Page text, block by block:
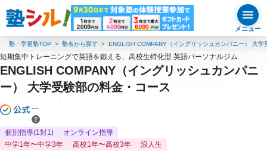
メニュー
塾・学習塾TOP 塾名から探す ENGLISH COMPANY（イングリッシュカンパニー） 大学
短期集中トレーニングで英語を鍛える、高校生特化型 英語パーソナルジム
ENGLISH COMPANY（イングリッシュカンパニ
ー） 大学受験部の料金・コース
---
個別指導(1対1)
オンライン指導
中学1年〜中学3年
高校1年〜高校3年 浪人生